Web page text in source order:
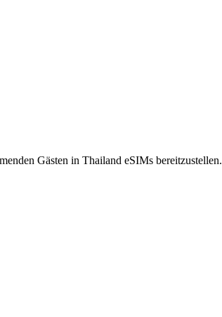
Gästen in Thailand eSIMs bereitzustellen.